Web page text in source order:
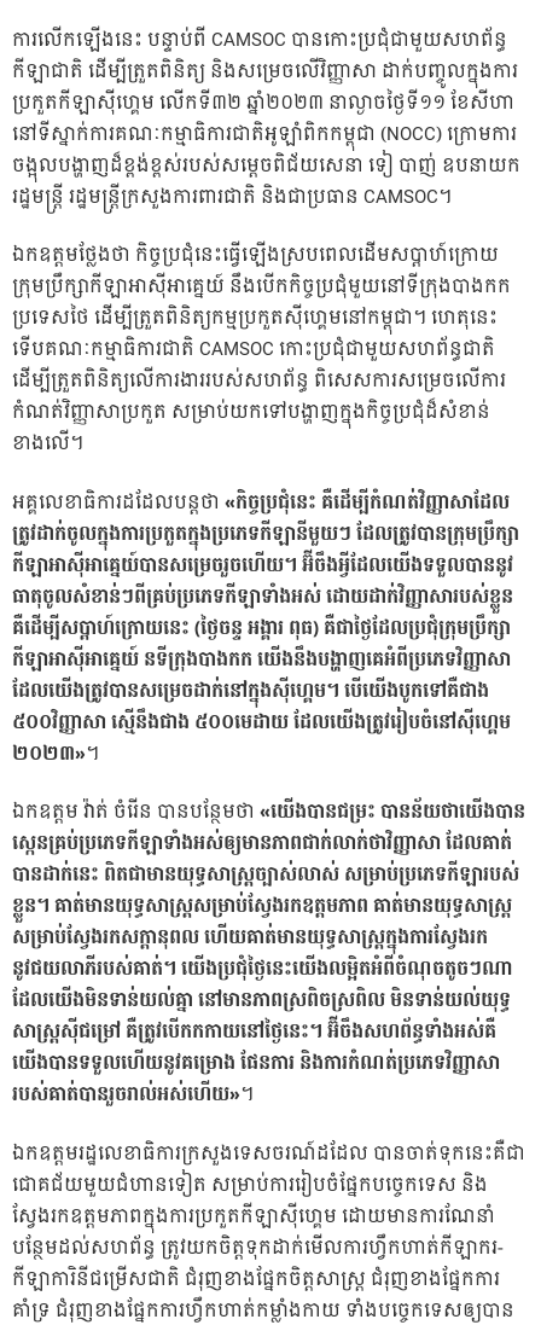
ការលើកឡើងនេះ បន្ទាប់ពី CAMSOC បានកោះប្រជុំជាមួយសហព័ន្ធ
កីឡាជាតិ ដើម្បីត្រួតពិនិត្យ និងសម្រេចលើវិញ្ញាសា ដាក់បញ្ចូលក្នុងការ
ប្រកួតកីឡាស៊ីហ្គេម លើកទី៣២ ឆ្នាំ២០២៣ នាល្ងាចថ្ងៃទី១១ ខែសីហា
នៅទីស្នាក់ការគណៈកម្មាធិការជាតិអូឡាំពិកកម្ពុជា (NOCC) ក្រោមការ
ចង្អុលបង្ហាញដ៏ខ្ពង់ខ្ពស់របស់សម្ដេចពិជ័យសេនា ទៀ បាញ់ ឧបនាយក
រដ្ឋមន្ដ្រី រដ្ឋមន្ដ្រីក្រសួងការពារជាតិ និងជាប្រធាន CAMSOC។
ឯកឧត្តមថ្លែងថា កិច្ចប្រជុំនេះធ្វើឡើងស្របពេលដើមសប្ដាហ៍ក្រោយ
ក្រុមប្រឹក្សាកីឡាអាស៊ីអាគ្នេយ៍ នឹងបើកកិច្ចប្រជុំមួយនៅទីក្រុងបាងកក
ប្រទេសថៃ ដើម្បីត្រួតពិនិត្យកម្មប្រកួតស៊ីហ្គេមនៅកម្ពុជា។ ហេតុនេះ
ទើបគណៈកម្មាធិការជាតិ CAMSOC កោះប្រជុំជាមួយសហព័ន្ធជាតិ
ដើម្បីត្រួតពិនិត្យលើការងាររបស់សហព័ន្ធ ពិសេសការសម្រេចលើការ
កំណត់វិញ្ញាសាប្រកួត សម្រាប់យកទៅបង្ហាញក្នុងកិច្ចប្រជុំដ៏សំខាន់
ខាងលើ។
អគ្គលេខាធិការដដែលបន្ដថា «កិច្ចប្រជុំនេះ គឺដើម្បីកំណត់វិញ្ញាសាដែល
ត្រូវដាក់ចូលក្នុងការប្រកួតក្នុងប្រភេទកីឡានីមួយៗ ដែលត្រូវបានក្រុមប្រឹក្សា
កីឡាអាស៊ីអាគ្នេយ៍បានសម្រេចរួចហើយ។ អ៊ីចឹងអ្វីដែលយើងទទួលបាននូវ
ធាតុចូលសំខាន់ៗពីគ្រប់ប្រភេទកីឡាទាំងអស់ ដោយដាក់វិញ្ញាសារបស់ខ្លួន
គឺដើម្បីសប្ដាហ៍ក្រោយនេះ (ថ្ងៃចន្ទ អង្គារ ពុធ) គឺជាថ្ងៃដែលប្រជុំក្រុមប្រឹក្សា
កីឡាអាស៊ីអាគ្នេយ៍ នទីក្រុងបាងកក យើងនឹងបង្ហាញគេអំពីប្រភេទវិញ្ញាសា
ដែលយើងត្រូវបានសម្រេចដាក់នៅក្នុងស៊ីហ្គេម។ បើយើងបូកទៅគឺជាង
៥០០វិញ្ញាសា ស្មើនឹងជាង ៥០០មេដាយ ដែលយើងត្រូវរៀបចំនៅស៊ីហ្គេម
២០២៣»។
ឯកឧត្តម វ៉ាត់ ចំរើន បានបន្ថែមថា «យើងបានជម្រះ បានន័យថាយើងបាន
ស្កេនគ្រប់ប្រភេទកីឡាទាំងអស់ឲ្យមានភាពជាក់លាក់ថាវិញ្ញាសា ដែលគាត់
បានដាក់នេះ ពិតជាមានយុទ្ធសាស្ត្រច្បាស់លាស់ សម្រាប់ប្រភេទកីឡារបស់
ខ្លួន។ គាត់មានយុទ្ធសាស្ត្រសម្រាប់ស្វែងរកឧត្តមភាព គាត់មានយុទ្ធសាស្ត្រ
សម្រាប់ស្វែងរកសក្ដានុពល ហើយគាត់មានយុទ្ធសាស្ត្រក្នុងការស្វែងរក
នូវជយលាភីរបស់គាត់។ យើងប្រជុំថ្ងៃនេះយើងលម្អិតអំពីចំណុចតូចៗណា
ដែលយើងមិនទាន់យល់គ្នា នៅមានភាពស្រពិចស្រពិល មិនទាន់យល់យុទ្ធ
សាស្ត្រស៊ីជម្រៅ គឺត្រូវបើកកកាយនៅថ្ងៃនេះ។ អ៊ីចឹងសហព័ន្ធទាំងអស់គឺ
យើងបានទទួលហើយនូវគម្រោង ផែនការ និងការកំណត់ប្រភេទវិញ្ញាសា
របស់គាត់បានរួចរាល់អស់ហើយ»។
ឯកឧត្តមរដ្ឋលេខាធិការក្រសួងទេសចរណ៍ដដែល បានចាត់ទុកនេះគឺជា
ជោគជ័យមួយជំហានទៀត សម្រាប់ការរៀបចំផ្នែកបច្ចេកទេស និង
ស្វែងរកឧត្តមភាពក្នុងការប្រកួតកីឡាស៊ីហ្គេម ដោយមានការណែនាំ
បន្ថែមដល់សហព័ន្ធ ត្រូវយកចិត្តទុកដាក់មើលការហ្វឹកហាត់កីឡាករ-
កីឡាការិនីជម្រើសជាតិ ជំរុញខាងផ្នែកចិត្តសាស្ត្រ ជំរុញខាងផ្នែកការ
គាំទ្រ ជំរុញខាងផ្នែកការហ្វឹកហាត់កម្លាំងកាយ ទាំងបច្ចេកទេសឲ្យបាន